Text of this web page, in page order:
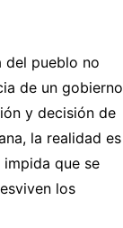
del pueblo no
de un gobierno
y decisión de
la realidad es
que se
los